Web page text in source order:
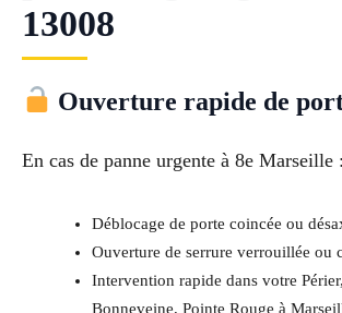
13008
Ouverture rapide de
En cas de panne urgente à 8e Marseille :
Déblocage de porte coincée ou
Ouverture de serrure verrouillée ou
Intervention rapide dans votre
Bonneveine, Pointe Rouge à